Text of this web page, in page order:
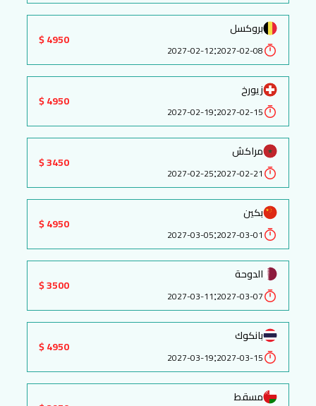
بروكسل
2027-02-08
:
2027-02-12
4950 $
زيورخ
2027-02-15
:
2027-02-19
4950 $
مراكش
2027-02-21
:
2027-02-25
3450 $
بكين
2027-03-01
:
2027-03-05
4950 $
الدوحة
2027-03-07
:
2027-03-11
3500 $
بانكوك
2027-03-15
:
2027-03-19
4950 $
مسقط